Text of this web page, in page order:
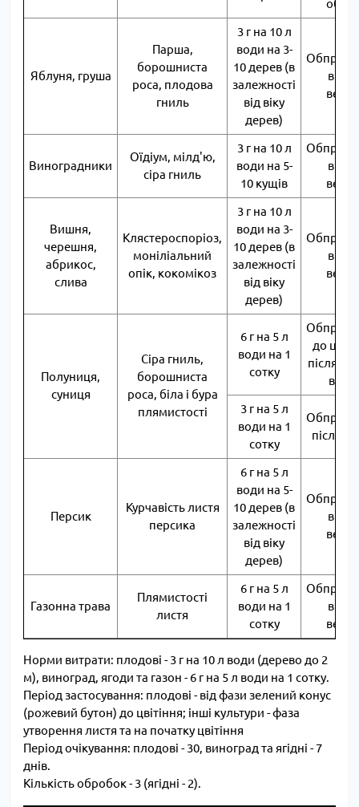
Яблуня, груша
Парша,
борошниста
роса, плодова
гниль
3 г на 10 л
води на 3-
10 дерев (в
залежності
від віку
дерев)
в
Виноградники
Оїдіум, мілд'ю,
сіра гниль
3 г на 10 л
води на 5-
10 кущів
в
Вишня,
черешня,
абрикос,
слива
Клястероспоріоз,
моніліальний
опік, кокомікоз
3 г на 10 л
води на 3-
10 дерев (в
залежності
від віку
дерев)
в
Полуниця,
суниця
Сіра гниль,
борошниста
роса, біла і бура
плямистості
6 г на 5 л
води на 1
сотку
до
після
3 г на 5 л
води на 1
сотку
після
Персик
Курчавість листя
персика
6 г на 5 л
води на 5-
10 дерев (в
залежності
від віку
дерев)
в
Газонна трава
Плямистості
листя
6 г на 5 л
води на 1
сотку
в
Норми витрати: плодові - 3 г на 10 л води (дерево до 2
м), виноград, ягоди та газон - 6 г на 5 л води на 1 сотку.
Період застосування: плодові - від фази зелений конус
(рожевий бутон) до цвітіння; інші культури - фаза
утворення листя та на початку цвітіння
Період очікування: плодові - 30, виноград та ягідні - 7
днів.
Кількість обробок - 3 (ягідні - 2).